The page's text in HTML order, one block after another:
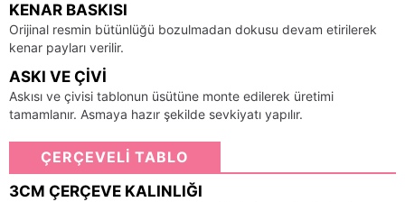
KENAR BASKISI
Orijinal resmin bütünlüğü bozulmadan dokusu devam etirilerek
kenar payları verilir.
ASKI VE ÇIVI
Askısı ve çivisi tablonun üsütüne monte edilerek üretimi
tamamlanır. Asmaya hazır şekilde sevkiyatı yapılır.
ÇERÇEVELİ TABLO
3CM ÇERÇEVE KALINLIĞI